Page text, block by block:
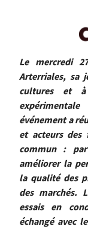
Le mercredi
Arterriales, sa
cultures et
événement a
et acteurs des
commun :
améliorer la
la qualité des
des marchés.
essais en
échangé avec